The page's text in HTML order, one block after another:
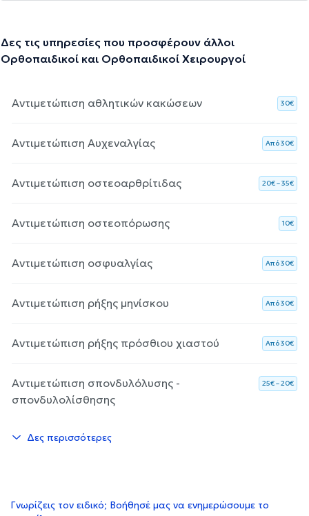
Δες τις υπηρεσίες που προσφέρουν άλλοι
Ορθοπαιδικοί και Ορθοπαιδικοί Χειρουργοί
Αντιμετώπιση αθλητικών κακώσεων 30€
Αντιμετώπιση Αυχεναλγίας Aπό 30€
Αντιμετώπιση οστεοαρθρίτιδας 20€ – 35€
Αντιμετώπιση οστεοπόρωσης 10€
Αντιμετώπιση οσφυαλγίας Aπό 30€
Αντιμετώπιση ρήξης μηνίσκου Aπό 30€
Αντιμετώπιση ρήξης πρόσθιου χιαστού Aπό 30€
Αντιμετώπιση σπονδυλόλυσης -
σπονδυλολίσθησης
25€ – 20€
Δες περισσότερες
Γνωρίζεις τον ειδικό; Βοήθησέ μας να ενημερώσουμε το